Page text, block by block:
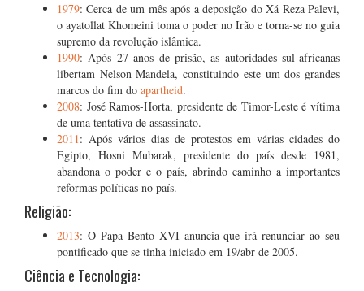
1979: Cerca de um mês após a deposição do Xá Reza Palevi,
o ayatollat Khomeini toma o poder no Irão e torna-se no guia
supremo da revolução islâmica.
1990: Após 27 anos de prisão, as autoridades sul-africanas
libertam Nelson Mandela, constituindo este um dos grandes
marcos do fim do apartheid.
2008: José Ramos-Horta, presidente de Timor-Leste é vítima
de uma tentativa de assassinato.
2011: Após vários dias de protestos em várias cidades do
Egipto, Hosni Mubarak, presidente do país desde 1981,
abandona o poder e o país, abrindo caminho a importantes
reformas políticas no país.
Religião:
2013: O Papa Bento XVI anuncia que irá renunciar ao seu
pontificado que se tinha iniciado em 19/abr de 2005.
Ciência e Tecnologia: